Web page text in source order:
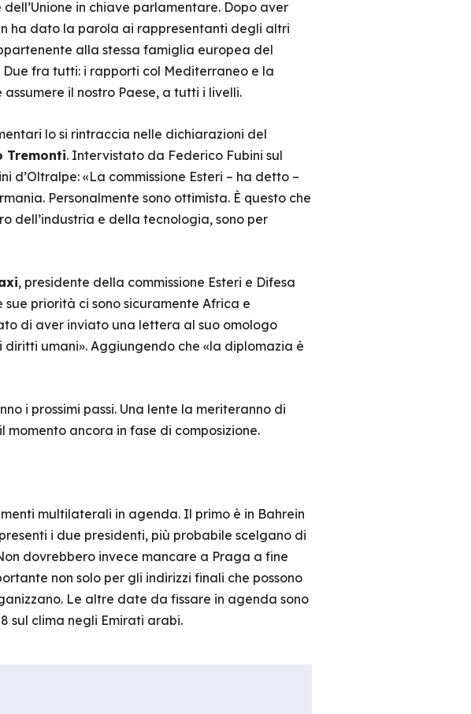
in chiave parlamentare. Dopo aver
ha dato la parola ai rappresentanti degli altri
alla stessa famiglia europea del
fra tutti: i rapporti col Mediterraneo e la
il nostro Paese, a tutti i livelli.
lo si rintraccia nelle dichiarazioni del
Tremonti. Intervistato da Federico Fubini sul
«La commissione Esteri – ha detto –
Personalmente sono ottimista. È questo che
dell’industria e della tecnologia, sono per
, presidente della commissione Esteri e Difesa
priorità ci sono sicuramente Africa e
di aver inviato una lettera al suo omologo
umani». Aggiungendo che «la diplomazia è
i prossimi passi. Una lente la meriteranno di
ancora in fase di composizione.
multilaterali in agenda. Il primo è in Bahrein
i due presidenti, più probabile scelgano di
dovrebbero invece mancare a Praga a fine
non solo per gli indirizzi finali che possono
Le altre date da fissare in agenda sono
sul clima negli Emirati arabi.